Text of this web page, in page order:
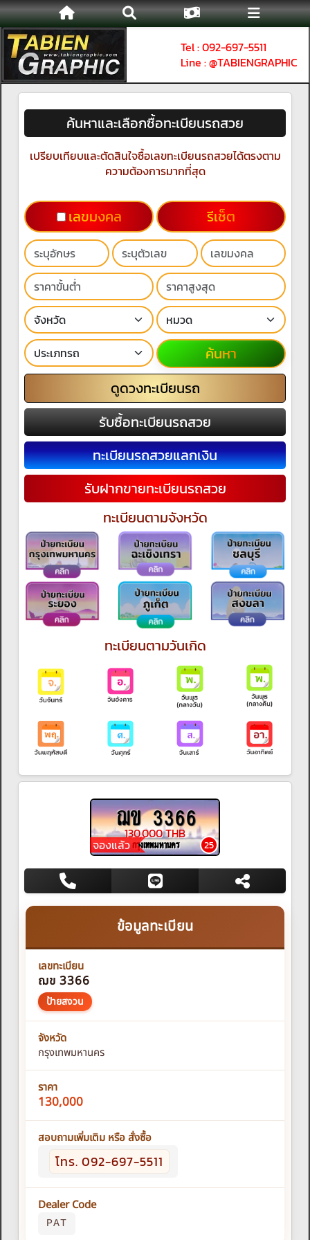
Tel : 092-697-5511
Line : @TABIENGRAPHIC
ค้นหาและเลือกซื้อทะเบียนรถสวย
เปรียบเทียบและตัดสินใจซื้อเลขทะเบียนรถสวยได้ตรงตาม
ความต้องการมากที่สุด
เลขมงคล รีเช็ต
ค้นหา
ดูดวงทะเบียนรถ
รับซื้อทะเบียนรถสวย
ทะเบียนรถสวยแลกเงิน
รับฝากขายทะเบียนรถสวย
ทะเบียนตามจังหวัด
ทะเบียนตามวันเกิด
ฌข 3366
จองแล้ว 25
130,000 THB
กรุงเทพมหานคร
ข้อมูลทะเบียน
เลขทะเบียน
ฌข 3366
ป้ายสงวน
จังหวัด
กรุงเทพมหานคร
ราคา
130,000
สอบถามเพิ่มเติม หรือ สั่งซื้อ
โทร. 092-697-5511
Dealer Code
PAT